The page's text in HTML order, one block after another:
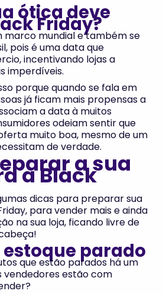
ótica deve
Friday?
marco mundial e também se
pois é uma data que
incentivando lojas a
imperdíveis.
porque quando se fala em
já ficam mais propensas a
a data à muitos
odeiam sentir que
muito boa, mesmo de um
de verdade.
a sua
a Black
dicas para preparar sua
para vender mais e ainda
na sua loja, ficando livre de
estoque parado
que estão parados há um
estão com